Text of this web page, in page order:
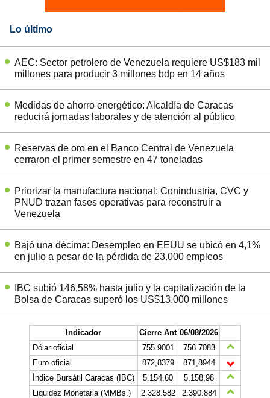
Lo último
AEC: Sector petrolero de Venezuela requiere US$183 mil
millones para producir 3 millones bdp en 14 años
Medidas de ahorro energético: Alcaldía de Caracas
reducirá jornadas laborales y de atención al público
Reservas de oro en el Banco Central de Venezuela
cerraron el primer semestre en 47 toneladas
Priorizar la manufactura nacional: Conindustria, CVC y
PNUD trazan fases operativas para reconstruir a
Venezuela
Bajó una décima: Desempleo en EEUU se ubicó en 4,1%
en julio a pesar de la pérdida de 23.000 empleos
IBC subió 146,58% hasta julio y la capitalización de la
Bolsa de Caracas superó los US$13.000 millones
Indicador Cierre Ant 06/08/2026
Dólar oficial
755.9001
756.7083
Euro oficial
872,8379
871,8944
Índice Bursátil Caracas (IBC)
5.154,60
5.158,98
Liquidez Monetaria (MMBs.)
2.328.582
2.390.884